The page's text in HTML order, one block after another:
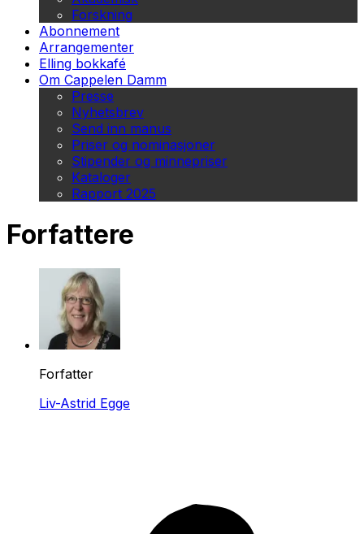
Forskning
Abonnement
Arrangementer
Elling bokkafé
Om Cappelen Damm
Presse
Nyhetsbrev
Send inn manus
Priser og nominasjoner
Stipender og minnepriser
Kataloger
Rapport 2025
Forfattere
Forfatter
Liv-Astrid Egge